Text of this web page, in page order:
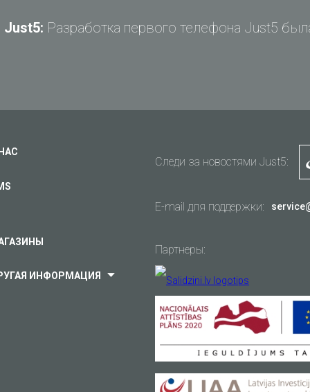
Задай вопрос Just5
Just5: Разработка первого телефона Just5
ИНФОРМАЦИЯ
Следи за новостями Just5:
E-mail для поддержки:
Партнеры: